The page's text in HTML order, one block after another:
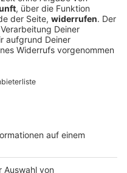
europäischen
Epochen frei.
und sogar
gemerkt